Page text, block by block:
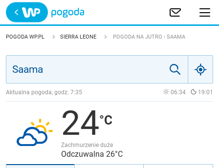
Trwa ładowanie
POLSKA
JAKOŚĆ POWIETRZA
POGODA WP.PL SIERRA LEONE POGODA NA JUTRO - SAAMA
Aktualna pogoda, godz. 7:35 06:34 19:01
24
Zachmurzenie duże
Odczuwalna 26°C